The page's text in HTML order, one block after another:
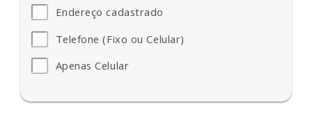
Endereço cadastrado
Telefone (Fixo ou Celular)
Apenas Celular